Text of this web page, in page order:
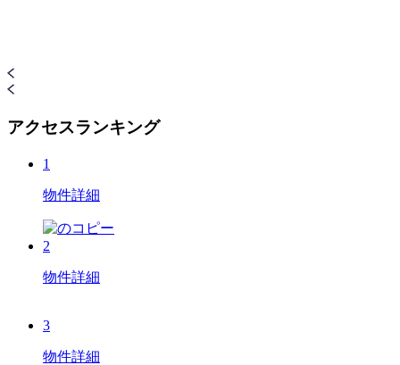
アクセスランキング
1
物件詳細
2
物件詳細
3
物件詳細